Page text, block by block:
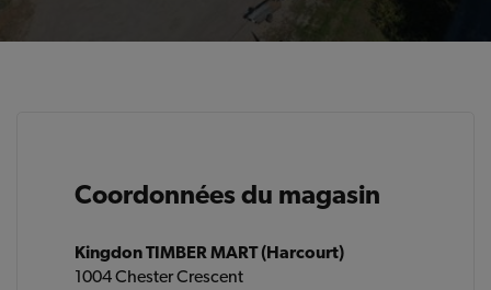
Coordonnées du magasin
Kingdon TIMBER MART (Harcourt)
1004 Chester Crescent